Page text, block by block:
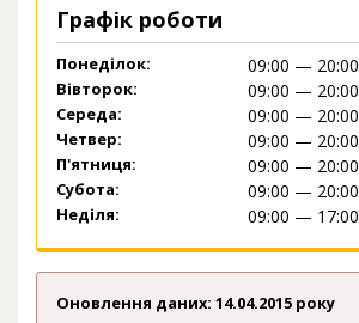
Графік роботи
Понеділок: 09:00 — 20:00
Вівторок: 09:00 — 20:00
Середа: 09:00 — 20:00
Четвер: 09:00 — 20:00
П'ятниця: 09:00 — 20:00
Субота: 09:00 — 20:00
Неділя: 09:00 — 17:00
Оновлення даних: 14.04.2015 року